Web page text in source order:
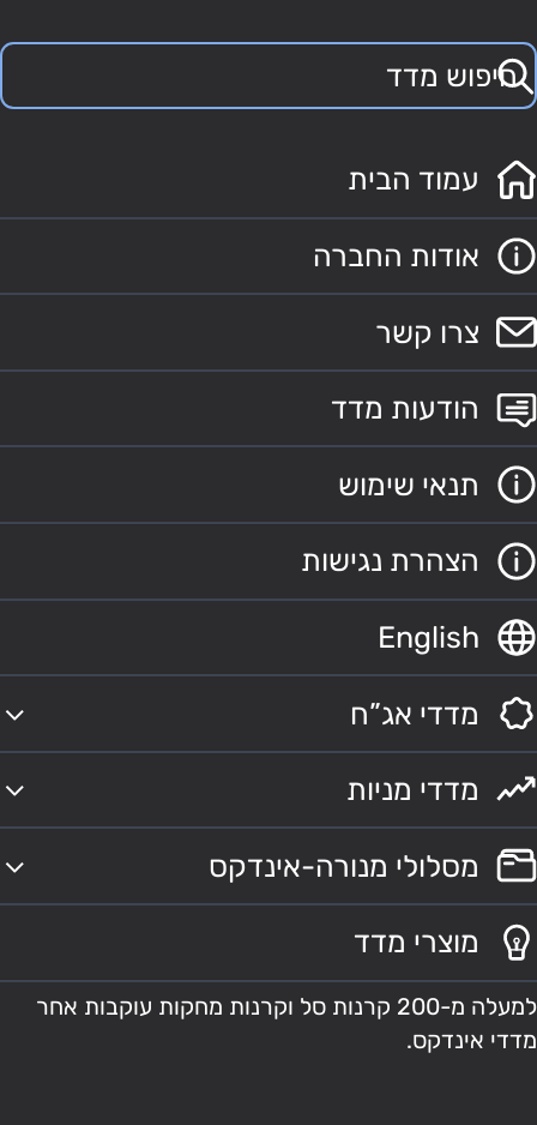
עמוד הבית
אודות החברה
צרו קשר
הודעות מדד
תנאי שימוש
הצהרת נגישות
English
מדדי אג”ח
מדדי מניות
מסלולי מנורה-אינדקס
מוצרי מדד
למעלה מ-200 קרנות סל וקרנות מחקות עוקבות אחר
מדדי אינדקס.